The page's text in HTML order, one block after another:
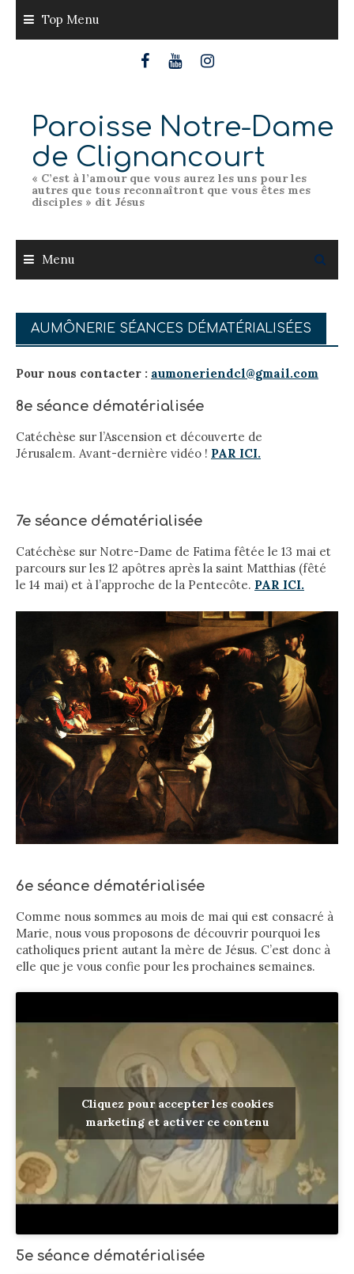
content
Top Menu
Paroisse Notre-Dame
de Clignancourt
« C’est à l’amour que vous aurez les uns pour les
autres que tous reconnaîtront que vous êtes mes
disciples » dit Jésus
Menu
AUMÔNERIE SÉANCES DÉMATÉRIALISÉES
Pour nous contacter : aumoneriendcl@gmail.com
8e séance dématérialisée
Catéchèse sur l’Ascension et découverte de
Jérusalem. Avant-dernière vidéo ! PAR ICI.
7e séance dématérialisée
Catéchèse sur Notre-Dame de Fatima fêtée le 13 mai et
parcours sur les 12 apôtres après la saint Matthias (fêté
le 14 mai) et à l’approche de la Pentecôte. PAR ICI.
6e séance dématérialisée
Comme nous sommes au mois de mai qui est consacré à
Marie, nous vous proposons de découvrir pourquoi les
catholiques prient autant la mère de Jésus. C’est donc à
elle que je vous confie pour les prochaines semaines.
Cliquez pour accepter les cookies
marketing et activer ce contenu
5e séance dématérialisée